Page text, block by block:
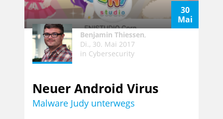
30
Mai
Benjamin Thiessen,
Di., 30. Mai 2017
in Cybersecurity
Neuer Android Virus
Malware Judy unterwegs